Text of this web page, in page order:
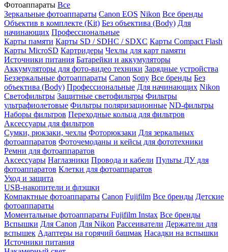
Фотоаппараты Все
Зеркальные фотоаппараты Canon EOS Nikon Все бренды
Объектив в комплекте (Kit) Без объектива (Body) Для
начинающих Профессиональные
Карты памяти Карты SD / SDHC / SDXC Карты Compact Flash
Карты MicroSD Картридеры Чехлы для карт памяти
Источники питания Батарейки и аккумуляторы
Аккумуляторы для фото-видео техники Зарядные устройства
Беззеркальные фотоаппараты Canon Sony Все бренды Без
объектива (Body) Профессиональные Для начинающих Nikon
Светофильтры Защитные светофильтры Фильтры
ультрафиолетовые Фильтры поляризационные ND-фильтры
Наборы фильтров Переходные кольца для фильтров
Аксессуары для фильтров
Сумки, рюкзаки, чехлы Фоторюкзаки Для зеркальных
фотоаппаратов Фоточемоданы и кейсы для фототехники
Ремни для фотоаппаратов
Аксессуары Наглазники Провода и кабели Пульты ДУ для
фотоаппаратов Клетки для фотоаппаратов
Уход и защита
USB-накопители и флэшки
Компактные фотоаппараты Canon Fujifilm Все бренды Детские
фотоаппараты
Моментальные фотоаппараты Fujifilm Instax Все бренды
Вспышки Для Canon Для Nikon Рассеиватели Держатели для
вспышек Адаптеры на горячий башмак Насадки на вспышки
Источники питания